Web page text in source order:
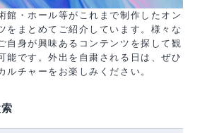
館・ホール等がこれまで制作したオン
をまとめてご紹介しています。様々な
自身が興味あるコンテンツを探して観
能です。外出を自粛される日は、ぜひ
ルチャーをお楽しみください。